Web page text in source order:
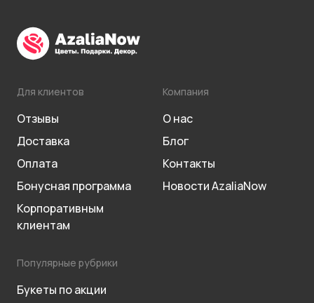
Для клиентов
Отзывы
Доставка
Оплата
Бонусная программа
Корпоративным
клиентам
Компания
О нас
Блог
Контакты
Новости AzaliaNow
Популярные рубрики
Букеты по акции